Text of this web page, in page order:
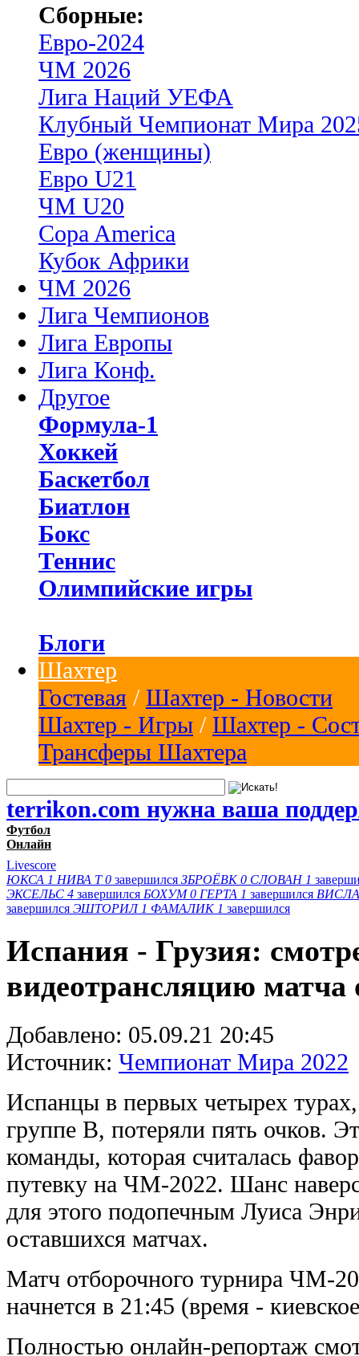
Сборные:
Евро-2024
ЧМ 2026
Лига Наций УЕФА
Клубный Чемпионат Мира
Евро (женщины)
Евро U21
ЧМ U20
Copa America
Кубок Африки
ЧМ 2026
Лига Чемпионов
Лига Европы
Лига Конф.
Другое
Формула-1
Хоккей
Баскетбол
Биатлон
Бокс
Теннис
Олимпийские игры
Блоги
Шахтер
Гостевая / Шахтер - Новости
Шахтер - Игры / Шахтер -
Трансферы Шахтера
terrikon.com нужна ваша
Футбол
Онлайн
Livescore
ЮКСА 1 НИВА Т 0 завершился ЗБРОЁВК 0 СЛОВАН 1
ЭКСЕЛЬС 4 завершился БОХУМ 0 ГЕРТА 1 завершился
завершился ЭШТОРИЛ 1 ФАМАЛИК 1 завершился
Испания - Грузия:
видеотрансляцию
Добавлено: 05.09.21 20:45
Источник: Чемпионат Мира 2022
Испанцы в первых четырех
группе В, потеряли пять очков.
команды, которая считалась
путевку на ЧМ-2022. Шанс
для этого подопечным Луиса
оставшихся матчах.
Матч отборочного турнира ЧМ-
начнется в 21:45 (время -
Полностью онлайн-репортаж